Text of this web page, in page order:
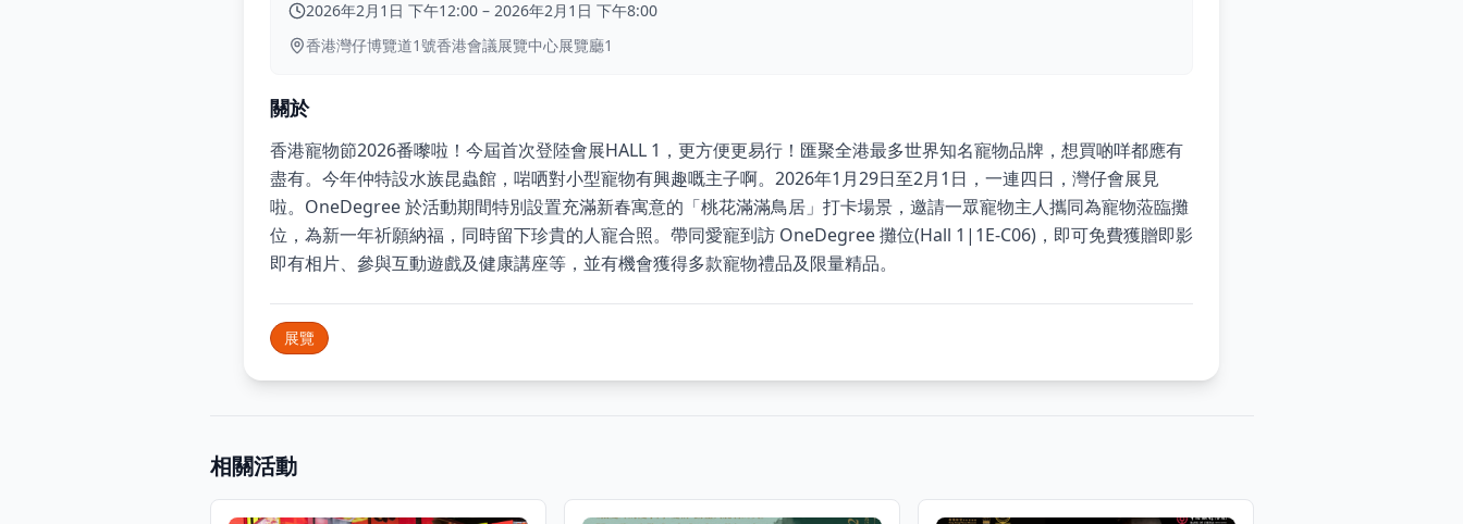
2026年2月1日 下午12:00 – 2026年2月1日 下午8:00
香港灣仔博覽道1號香港會議展覽中心展覽廳1
關於
香港寵物節2026番嚟啦！今屆首次登陸會展HALL 1，更方便更易行！匯聚全港最多世界知名寵物品牌，想買啲咩都應有
盡有。今年仲特設水族昆蟲館，啱哂對小型寵物有興趣嘅主子啊。2026年1月29日至2月1日，一連四日，灣仔會展見
啦。OneDegree 於活動期間特別設置充滿新春寓意的「桃花滿滿鳥居」打卡場景，邀請一眾寵物主人攜同為寵物蒞臨攤
位，為新一年祈願納福，同時留下珍貴的人寵合照。帶同愛寵到訪 OneDegree 攤位(Hall 1|1E-C06)，即可免費獲贈即影
即有相片、參與互動遊戲及健康講座等，並有機會獲得多款寵物禮品及限量精品。
展覽
相關活動